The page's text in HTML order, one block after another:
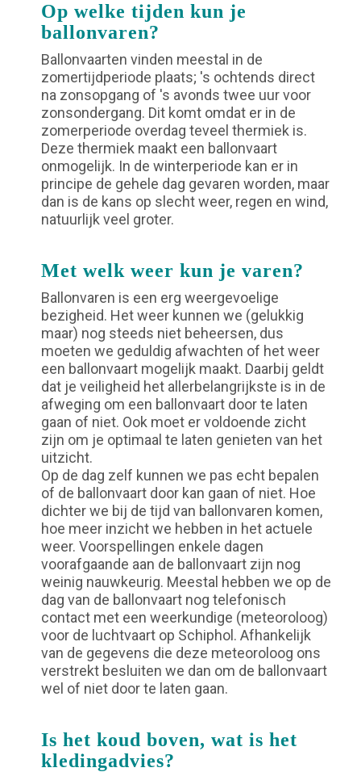
Op welke tijden kun je
ballonvaren?
Ballonvaarten vinden meestal in de
zomertijdperiode plaats; 's ochtends direct
na zonsopgang of 's avonds twee uur voor
zonsondergang. Dit komt omdat er in de
zomerperiode overdag teveel thermiek is.
Deze thermiek maakt een ballonvaart
onmogelijk. In de winterperiode kan er in
principe de gehele dag gevaren worden, maar
dan is de kans op slecht weer, regen en wind,
natuurlijk veel groter.
Met welk weer kun je varen?
Ballonvaren is een erg weergevoelige
bezigheid. Het weer kunnen we (gelukkig
maar) nog steeds niet beheersen, dus
moeten we geduldig afwachten of het weer
een ballonvaart mogelijk maakt. Daarbij geldt
dat je veiligheid het allerbelangrijkste is in de
afweging om een ballonvaart door te laten
gaan of niet. Ook moet er voldoende zicht
zijn om je optimaal te laten genieten van het
uitzicht.
Op de dag zelf kunnen we pas echt bepalen
of de ballonvaart door kan gaan of niet. Hoe
dichter we bij de tijd van ballonvaren komen,
hoe meer inzicht we hebben in het actuele
weer. Voorspellingen enkele dagen
voorafgaande aan de ballonvaart zijn nog
weinig nauwkeurig. Meestal hebben we op de
dag van de ballonvaart nog telefonisch
contact met een weerkundige (meteoroloog)
voor de luchtvaart op Schiphol. Afhankelijk
van de gegevens die deze meteoroloog ons
verstrekt besluiten we dan om de ballonvaart
wel of niet door te laten gaan.
Is het koud boven, wat is het
kledingadvies?